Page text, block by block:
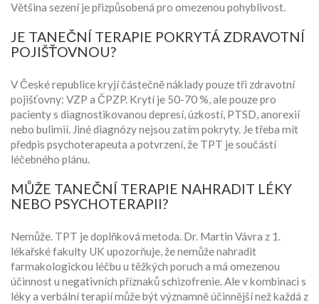
Většina sezení je přizpůsobená pro omezenou pohyblivost.
JE TANEČNÍ TERAPIE POKRYTÁ ZDRAVOTNÍ
POJIŠŤOVNOU?
V České republice kryjí částečně náklady pouze tři zdravotní
pojišťovny: VZP a ČPZP. Krytí je 50-70 %, ale pouze pro
pacienty s diagnostikovanou depresí, úzkostí, PTSD, anorexií
nebo bulimií. Jiné diagnózy nejsou zatím pokryty. Je třeba mít
předpis psychoterapeuta a potvrzení, že TPT je součástí
léčebného plánu.
MŮŽE TANEČNÍ TERAPIE NAHRADIT LÉKY
NEBO PSYCHOTERAPII?
Nemůže. TPT je doplňková metoda. Dr. Martin Vávra z 1.
lékařské fakulty UK upozorňuje, že nemůže nahradit
farmakologickou léčbu u těžkých poruch a má omezenou
účinnost u negativních příznaků schizofrenie. Ale v kombinaci s
léky a verbální terapií může být významně účinnější než každá z